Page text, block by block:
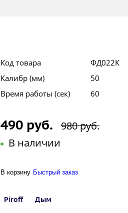
Код товара
ФД022К
Калибр (мм)
50
Время работы (сек)
60
490 руб.
980 руб.
В наличии
В корзину Быстрый заказ
Piroff Дым